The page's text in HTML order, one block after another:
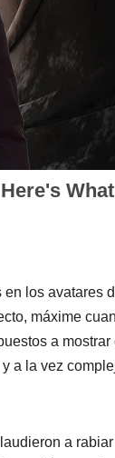
los avatares
máxime
a
a la vez
a